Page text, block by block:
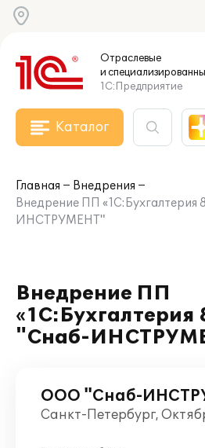
Отраслевые
и
1С:Предприятие
Каталог
Главная
Внедрения
Внедрение ПП
ИНСТРУМЕНТ"
Внедрение ПП
«1С:Бухгалтерия
"Снаб-
ООО "Снаб-
Санкт-Петербург,